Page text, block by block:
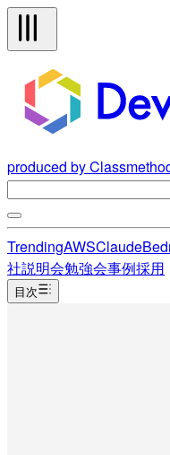
produced by
TrendingAWSClaude
社説明会勉強会事例採用
目次